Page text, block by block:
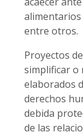
alimentarios
entre otros.
Proyectos
simplificar o
elaborados
derechos
debida
de las